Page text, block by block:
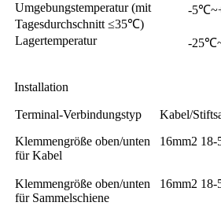
Umgebungstemperatur (mit
Tagesdurchschnitt ≤35℃)
-
Lagertemperatur -
Installation
Terminal-Verbindungstyp
Klemmengröße oben/unten
für Kabel
Kabel/
16mm2
Klemmengröße oben/unten
für Sammelschiene
16mm2